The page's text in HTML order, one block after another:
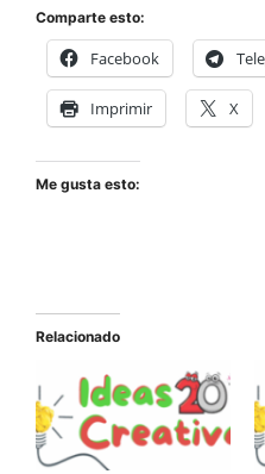
Comparte esto:
Facebook
Imprimir X
Me gusta esto:
Relacionado